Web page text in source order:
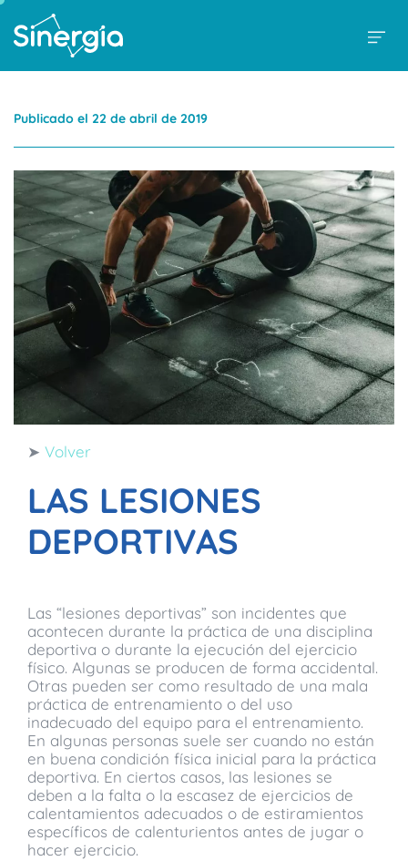
Publicado el 22 de abril de 2019
➤ Volver
LAS LESIONES
DEPORTIVAS
Las “lesiones deportivas” son incidentes que
acontecen durante la práctica de una disciplina
deportiva o durante la ejecución del ejercicio
físico. Algunas se producen de forma accidental.
Otras pueden ser como resultado de una mala
práctica de entrenamiento o del uso
inadecuado del equipo para el entrenamiento.
En algunas personas suele ser cuando no están
en buena condición física inicial para la práctica
deportiva. En ciertos casos, las lesiones se
deben a la falta o la escasez de ejercicios de
calentamientos adecuados o de estiramientos
específicos de calenturientos antes de jugar o
hacer ejercicio.